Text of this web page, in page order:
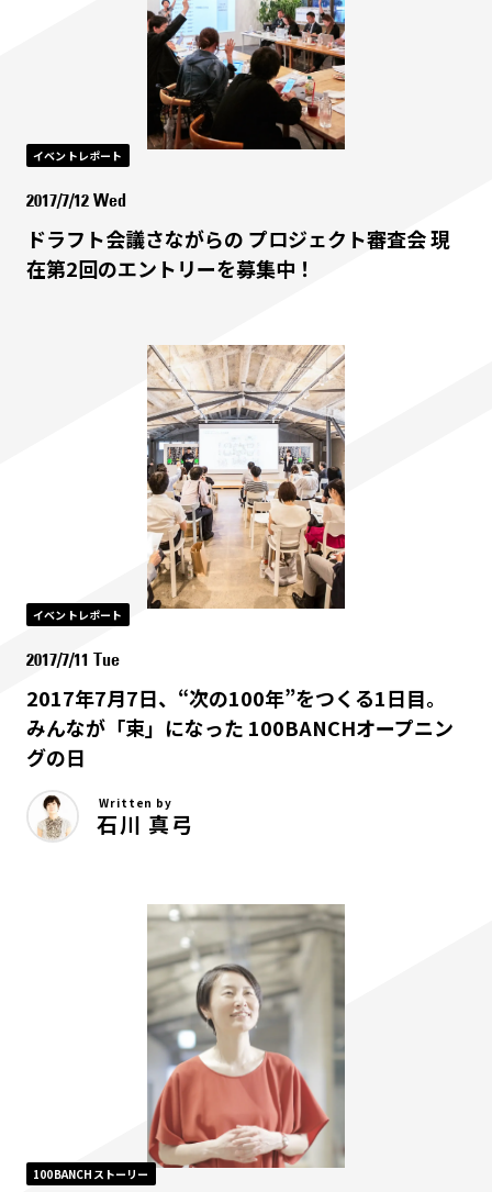
イベントレポート
2017/7/12 Wed
ドラフト会議さながらの プロジェクト審査会 現
在第2回のエントリーを募集中！
イベントレポート
2017/7/11 Tue
2017年7月7日、“次の100年”をつくる1日目。
みんなが「束」になった 100BANCHオープニン
グの日
Written by
石川 真弓
100BANCHストーリー